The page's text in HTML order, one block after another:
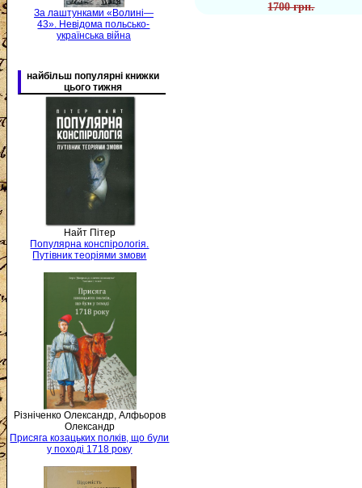
За лаштунками «Волині—
43». Невідома польсько-
українська війна
найбільш популярні книжки
цього тижня
Найт Пітер
Популярна конспірологія.
Путівник теоріями змови
Різніченко Олександр, Алфьоров
Олександр
Присяга козацьких полків, що були
у поході 1718 року
1700 грн.